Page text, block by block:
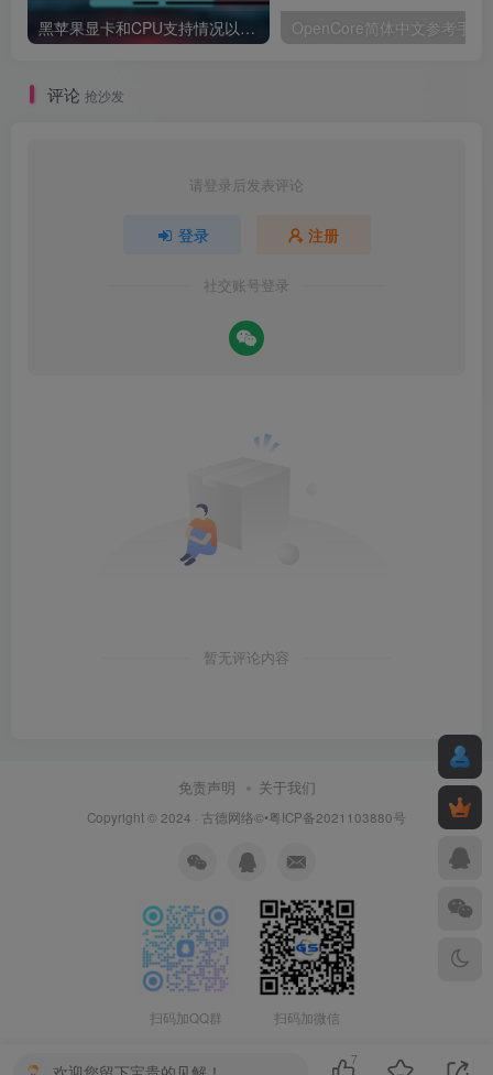
黑苹果显卡和CPU支持情况以及购买硬件防踩坑指南 OpenCore简体中文参考手册
评论 抢沙发
请登录后发表评论
登录 注册
社交账号登录
暂无评论内容
免责声明 关于我们
Copyright © 2024 · 古德网络©•粤ICP备2021103880号
扫码加QQ群 扫码加微信
7